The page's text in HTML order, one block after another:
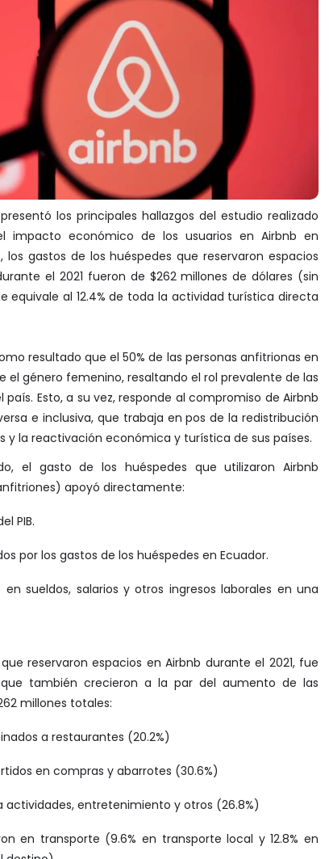
los principales hallazgos del estudio realizado
impacto económico de los usuarios en Airbnb en
los gastos de los huéspedes que reservaron espacios
el 2021 fueron de $262 millones de dólares (sin
equivale al 12.4% de toda la actividad turística directa
resultado que el 50% de las personas anfitrionas en
el género femenino, resaltando el rol prevalente de las
Esto, a su vez, responde al compromiso de Airbnb
e inclusiva, que trabaja en pos de la redistribución
y la reactivación económica y turística de sus países.
el gasto de los huéspedes que utilizaron Airbnb
apoyó directamente:
PIB.
por los gastos de los huéspedes en Ecuador.
en sueldos, salarios y otros ingresos laborales en una
reservaron espacios en Airbnb durante el 2021, fue
también crecieron a la par del aumento de las
millones totales:
a restaurantes (20.2%)
en compras y abarrotes (30.6%)
actividades, entretenimiento y otros (26.8%)
en transporte (9.6% en transporte local y 12.8% en